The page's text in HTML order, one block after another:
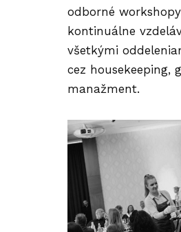
odborné
kontinuálne
všetkými
cez housekeeping,
manažment.